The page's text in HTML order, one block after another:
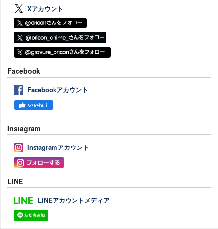
Xアカウント
Facebook
Facebookアカウント
Instagram
Instagramアカウント
LINE
LINEアカウントメディア